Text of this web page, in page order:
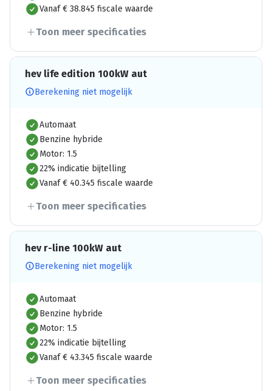
Vanaf € 38.845 fiscale waarde
Toon meer specificaties
hev life edition 100kW aut
Berekening niet mogelijk
Automaat
Benzine hybride
Motor: 1.5
22% indicatie bijtelling
Vanaf € 40.345 fiscale waarde
Toon meer specificaties
hev r-line 100kW aut
Berekening niet mogelijk
Automaat
Benzine hybride
Motor: 1.5
22% indicatie bijtelling
Vanaf € 43.345 fiscale waarde
Toon meer specificaties